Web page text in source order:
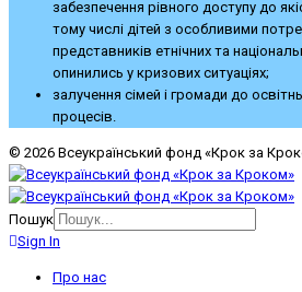
забезпечення рівного доступу до
тому числі дітей з особливими
представників етнічних та
опинились у кризових ситуаціях;
залучення сімей і громади до
процесів.
© 2026 Всеукраїнський фонд «Крок за
Пошук
Sign In
Про нас